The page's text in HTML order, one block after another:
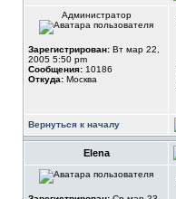
Администратор
Зарегистрирован: Вт мар 22,
2005 5:50 pm
Сообщения: 10186
Откуда: Москва
Вернуться к началу
Elena